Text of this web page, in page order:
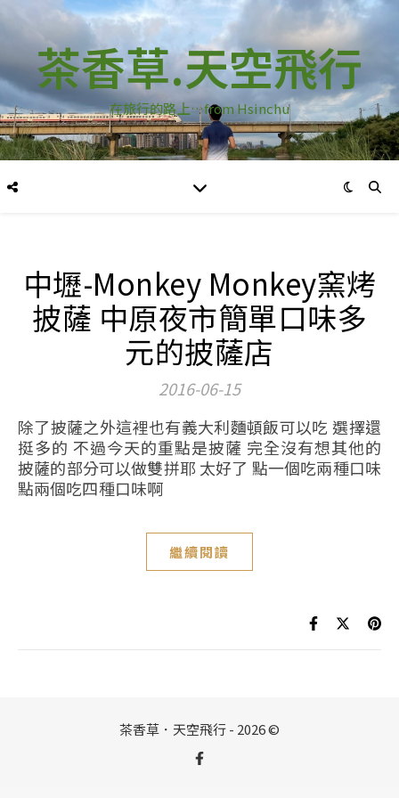
茶香草.天空飛行
在旅行的路上…from Hsinchu
中壢-Monkey Monkey窯烤
披薩 中原夜市簡單口味多
元的披薩店
2016-06-15
除了披薩之外這裡也有義大利麵頓飯可以吃 選擇還
挺多的 不過今天的重點是披薩 完全沒有想其他的
披薩的部分可以做雙拼耶 太好了 點一個吃兩種口味
點兩個吃四種口味啊
繼續閱讀
茶香草．天空飛行 - 2026 ©